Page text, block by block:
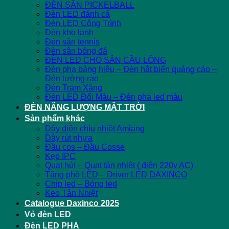
ĐÈN SÂN PICKELBALL
Đèn LED đánh cá
Đèn LED Công Trình
Đèn kho lạnh
Đèn sân tennis
Đèn sân bóng đá
ĐÈN LED CHO SÂN CẦU LÔNG
Đèn pha bảng hiệu – Đèn hắt biển quảng cáo –
Đèn tường rào
Đèn Trạm Xăng
Đèn LED Đổi Màu – Đèn pha led màu
ĐÈN NĂNG LƯỢNG MẶT TRỜI
Sản phẩm khác
Dây điện chịu nhiệt Amiang
Dây rút nhựa
Đầu cos – Đầu Cosse
Kẹp IPC
Quạt hút – Quạt tản nhiệt ( điện 220v AC)
Tăng phô LED – Driver LED DAXINCO
Chip led – Bóng led
Keo Tản Nhiệt
Catalogue Daxinco 2025
Vỏ đèn LED
Đèn LED PHA